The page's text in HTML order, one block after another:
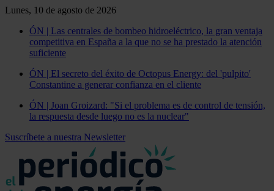
Lunes, 10 de agosto de 2026
ÓN | Las centrales de bombeo hidroeléctrico, la gran ventaja
competitiva en España a la que no se ha prestado la atención
suficiente
ÓN | El secreto del éxito de Octopus Energy: del 'pulpito'
Constantine a generar confianza en el cliente
ÓN | Joan Groizard: "Si el problema es de control de tensión,
la respuesta desde luego no es la nuclear"
Suscríbete a nuestra Newsletter